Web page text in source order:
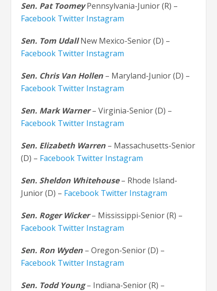
Sen. Pat ToomeyPennsylvania-Junior (R) –
Facebook Twitter Instagram
Sen. Tom UdallNew Mexico-Senior (D) –
Facebook Twitter Instagram
Sen. Chris Van Hollen – Maryland-Junior (D) –
Facebook Twitter Instagram
Sen. Mark Warner– Virginia-Senior (D) –
Facebook Twitter Instagram
Sen. Elizabeth Warren – Massachusetts-Senior
(D) – Facebook Twitter Instagram
Sen. Sheldon Whitehouse– Rhode Island-
Junior (D) – Facebook Twitter Instagram
Sen. Roger Wicker– Mississippi-Senior (R) –
Facebook Twitter Instagram
Sen. Ron Wyden – Oregon-Senior (D) –
Facebook Twitter Instagram
Sen. Todd Young– Indiana-Senior (R) –